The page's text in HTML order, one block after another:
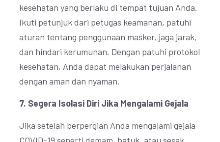
kesehatan yang berlaku di tempat tujuan Anda.
Ikuti petunjuk dari petugas keamanan, patuhi
aturan tentang penggunaan masker, jaga jarak,
dan hindari kerumunan. Dengan patuhi protokol
kesehatan, Anda dapat melakukan perjalanan
dengan aman dan nyaman.
7. Segera Isolasi Diri Jika Mengalami Gejala
Jika setelah berpergian Anda mengalami gejala